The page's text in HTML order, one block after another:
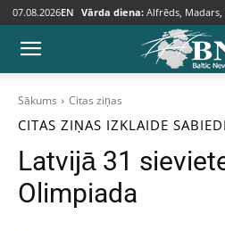
07.08.2026EN Vārda diena: Alfrēds, Madars,
Sākums Citas ziņas
CITAS ZIŅAS IZKLAIDE
Latvijā 31
Olimpiada